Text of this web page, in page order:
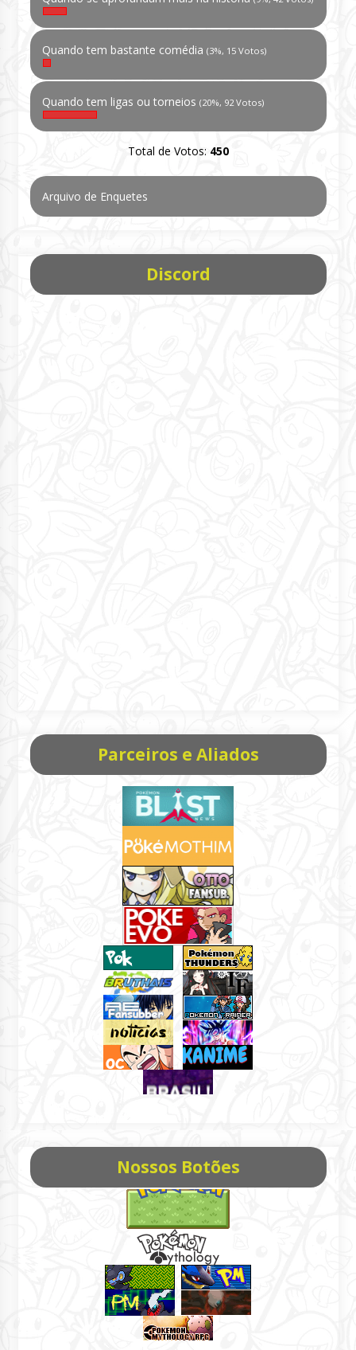
Quando tem bastante comédia (3%, 15 Votos)
Quando tem ligas ou torneios (20%, 92 Votos)
Total de Votos: 450
Arquivo de Enquetes
Discord
Parceiros e Aliados
Nossos Botões